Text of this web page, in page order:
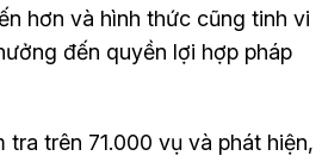
hơn và hình thức cũng tinh vi
đến quyền lợi hợp pháp
trên 71.000 vụ và phát hiện,